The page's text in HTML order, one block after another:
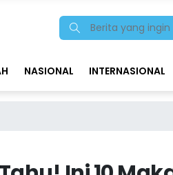
NASIONAL INTERNASIONAL